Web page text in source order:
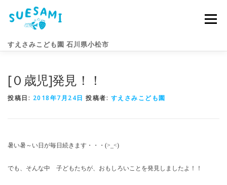
すえさみこども園 石川県小松市
メニュー
園のこと すえさみライフ
[０歳児]発見！！
投稿日: 2018年7月24日 投稿者: すえさみこども園
暑い暑～い日が毎日続きます・・・(>_<)
でも、そんな中 子どもたちが、おもしろいことを発見しましたよ！！